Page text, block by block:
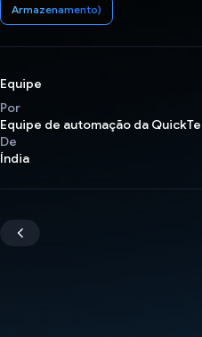
Armazenamento)
Equipe
Por
Equipe de automação da
De
Índia